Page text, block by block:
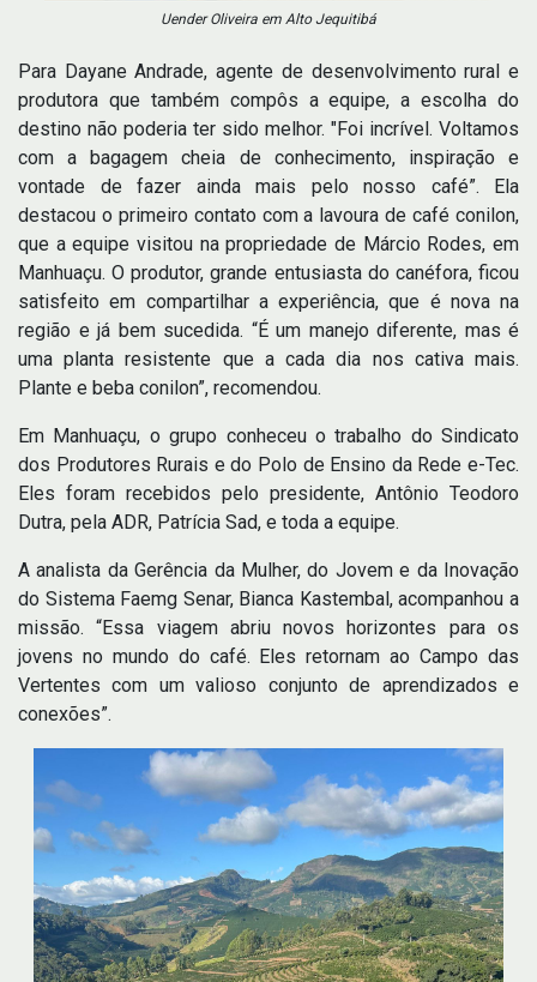
Uender Oliveira em Alto Jequitibá
Para Dayane Andrade, agente de desenvolvimento rural e
produtora que também compôs a equipe, a escolha do
destino não poderia ter sido melhor. "Foi incrível. Voltamos
com a bagagem cheia de conhecimento, inspiração e
vontade de fazer ainda mais pelo nosso café”. Ela
destacou o primeiro contato com a lavoura de café conilon,
que a equipe visitou na propriedade de Márcio Rodes, em
Manhuaçu. O produtor, grande entusiasta do canéfora, ficou
satisfeito em compartilhar a experiência, que é nova na
região e já bem sucedida. “É um manejo diferente, mas é
uma planta resistente que a cada dia nos cativa mais.
Plante e beba conilon”, recomendou.
Em Manhuaçu, o grupo conheceu o trabalho do Sindicato
dos Produtores Rurais e do Polo de Ensino da Rede e-Tec.
Eles foram recebidos pelo presidente, Antônio Teodoro
Dutra, pela ADR, Patrícia Sad, e toda a equipe.
A analista da Gerência da Mulher, do Jovem e da Inovação
do Sistema Faemg Senar, Bianca Kastembal, acompanhou a
missão. “Essa viagem abriu novos horizontes para os
jovens no mundo do café. Eles retornam ao Campo das
Vertentes com um valioso conjunto de aprendizados e
conexões”.